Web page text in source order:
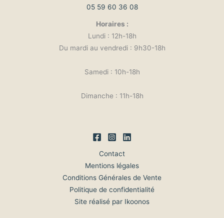
05 59 60 36 08
Horaires :
Lundi : 12h-18h
Du mardi au vendredi : 9h30-18h
Samedi : 10h-18h
Dimanche : 11h-18h
Contact
Mentions légales
Conditions Générales de Vente
Politique de confidentialité
Site réalisé par Ikoonos